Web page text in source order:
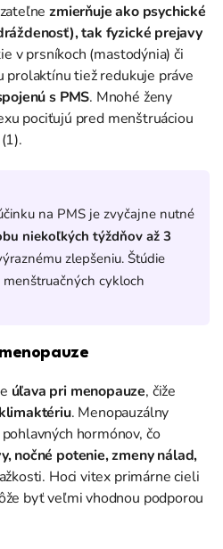
zmierňuje ako psychické
tak fyzické prejavy
v prsníkoch (mastodýnia) či
prolaktínu tiež redukuje práve
s PMS. Mnohé ženy
pociťujú pred menštruáciou
na PMS je zvyčajne nutné
niekoľkých týždňov až 3
zlepšeniu. Štúdie
cykloch
úľava pri menopauze, čiže
. Menopauzálny
hormónov, čo
nočné potenie, zmeny nálad,
Hoci vitex primárne cieli
byť veľmi vhodnou podporou